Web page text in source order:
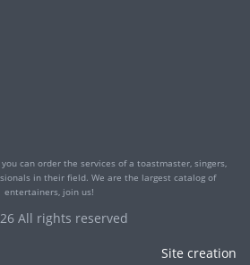
can order the services of a toastmaster, singers,
in their field. We are the largest catalog of
entertainers, join us!
All rights reserved
Site creation